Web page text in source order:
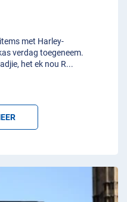
met Harley-
verdag toegeneem.
het ek nou R...